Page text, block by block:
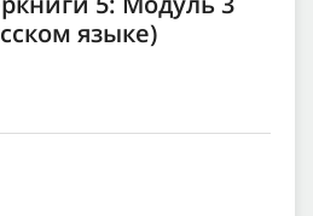
языке)